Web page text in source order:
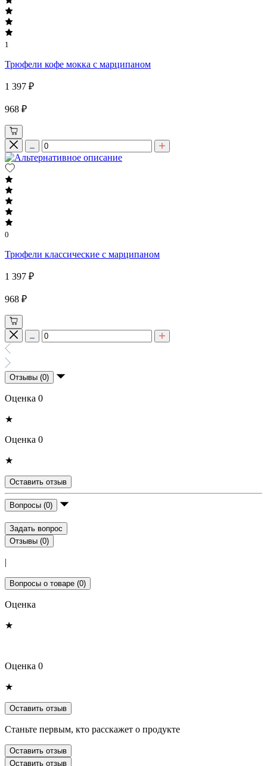
1
Трюфели кофе мокка с марципаном
1 397 ₽
968 ₽
0
Трюфели классические с марципаном
1 397 ₽
968 ₽
Отзывы (0)
Оценка 0
★
Оценка 0
★
Оставить отзыв
Вопросы (0)
Задать вопрос
Отзывы (0)
|
Вопросы о товаре (0)
Оценка
★
Оценка 0
★
Оставить отзыв
Станьте первым, кто расскажет о продукте
Оставить отзыв
Оставить отзыв